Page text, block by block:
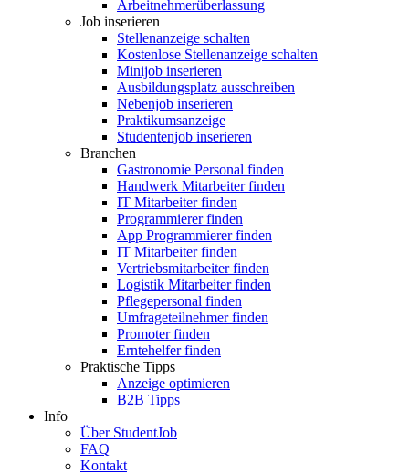
Arbeitnehmerüberlassung
Job inserieren
Stellenanzeige schalten
Kostenlose Stellenanzeige schalten
Minijob inserieren
Ausbildungsplatz ausschreiben
Nebenjob inserieren
Praktikumsanzeige
Studentenjob inserieren
Branchen
Gastronomie Personal finden
Handwerk Mitarbeiter finden
IT Mitarbeiter finden
Programmierer finden
App Programmierer finden
IT Mitarbeiter finden
Vertriebsmitarbeiter finden
Logistik Mitarbeiter finden
Pflegepersonal finden
Umfrageteilnehmer finden
Promoter finden
Erntehelfer finden
Praktische Tipps
Anzeige optimieren
B2B Tipps
Info
Über StudentJob
FAQ
Kontakt